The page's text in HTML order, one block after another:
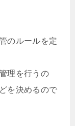
のルールを定
理を行うの
を決めるので